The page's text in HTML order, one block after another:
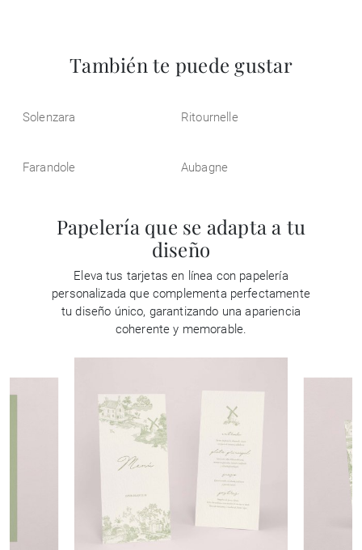
También te puede gustar
Solenzara Ritournelle
Farandole Aubagne
Papelería que se adapta a tu
diseño
Eleva tus tarjetas en línea con papelería
personalizada que complementa perfectamente
tu diseño único, garantizando una apariencia
coherente y memorable.